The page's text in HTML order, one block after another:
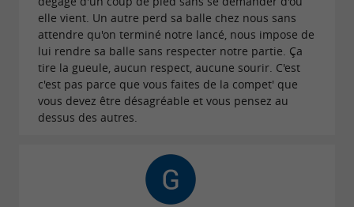
elle vient. Un autre perd sa balle chez nous sans
attendre qu'on terminé notre lancé, nous impose de
lui rendre sa balle sans respecter notre partie. Ça
tire la gueule, aucun respect, aucune sourir. C'est
c'est pas parce que vous faites de la compet' que
vous devez être désagréable et vous pensez au
dessus des autres.